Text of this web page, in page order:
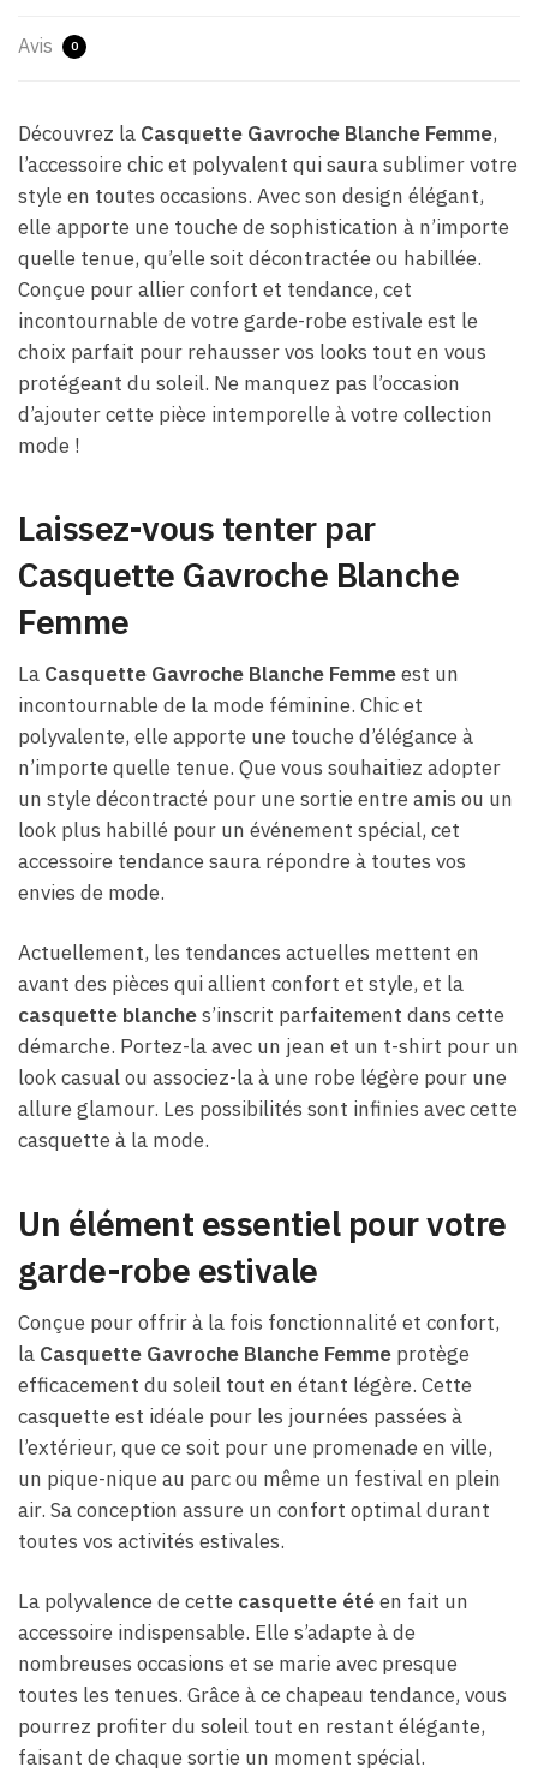
Avis 0
Découvrez la Casquette Gavroche Blanche Femme,
l’accessoire chic et polyvalent qui saura sublimer votre
style en toutes occasions. Avec son design élégant,
elle apporte une touche de sophistication à n’importe
quelle tenue, qu’elle soit décontractée ou habillée.
Conçue pour allier confort et tendance, cet
incontournable de votre garde-robe estivale est le
choix parfait pour rehausser vos looks tout en vous
protégeant du soleil. Ne manquez pas l’occasion
d’ajouter cette pièce intemporelle à votre collection
mode !
Laissez-vous tenter par
Casquette Gavroche Blanche
Femme
La Casquette Gavroche Blanche Femmeest un
incontournable de la mode féminine. Chic et
polyvalente, elle apporte une touche d’élégance à
n’importe quelle tenue. Que vous souhaitiez adopter
un style décontracté pour une sortie entre amis ou un
look plus habillé pour un événement spécial, cet
accessoire tendance saura répondre à toutes vos
envies de mode.
Actuellement, les tendances actuelles mettent en
avant des pièces qui allient confort et style, et la
casquette blanches’inscrit parfaitement dans cette
démarche. Portez-la avec un jean et un t-shirt pour un
look casual ou associez-la à une robe légère pour une
allure glamour. Les possibilités sont infinies avec cette
casquette à la mode.
Un élément essentiel pour votre
garde-robe estivale
Conçue pour offrir à la fois fonctionnalité et confort,
la Casquette Gavroche Blanche Femme protège
efficacement du soleil tout en étant légère. Cette
casquette est idéale pour les journées passées à
l’extérieur, que ce soit pour une promenade en ville,
un pique-nique au parc ou même un festival en plein
air. Sa conception assure un confort optimal durant
toutes vos activités estivales.
La polyvalence de cette casquette étéen fait un
accessoire indispensable. Elle s’adapte à de
nombreuses occasions et se marie avec presque
toutes les tenues. Grâce à ce chapeau tendance, vous
pourrez profiter du soleil tout en restant élégante,
faisant de chaque sortie un moment spécial.